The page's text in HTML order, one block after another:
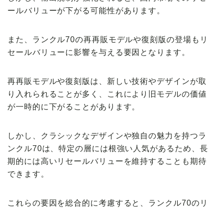
ールバリューが下がる可能性があります。
また、ランクル70の再再販モデルや復刻版の登場もリ
セールバリューに影響を与える要因となります。
再再販モデルや復刻版は、新しい技術やデザインが取
り入れられることが多く、これにより旧モデルの価値
が一時的に下がることがあります。
しかし、クラシックなデザインや独自の魅力を持つラ
ンクル70は、特定の層には根強い人気があるため、長
期的には高いリセールバリューを維持することも期待
できます。
これらの要因を総合的に考慮すると、ランクル70のリ